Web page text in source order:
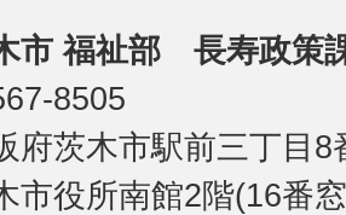
市 福祉部 長寿政策
8505
府茨木市駅前三丁目8
市役所南館2階(16番